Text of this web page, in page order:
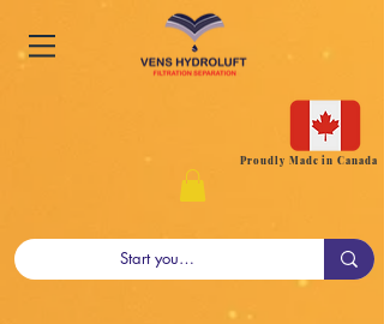
Proudly Made in Canada